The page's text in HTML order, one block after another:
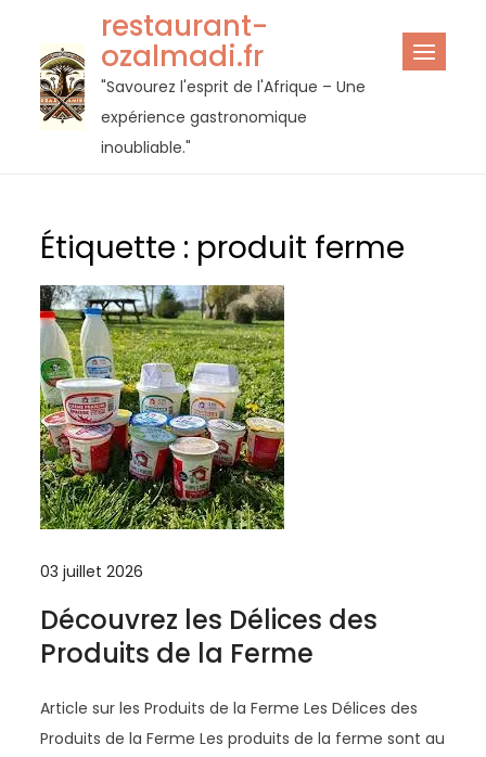
contenu
restaurant-
ozalmadi.fr
"Savourez l'esprit de l'Afrique – Une
expérience gastronomique
inoubliable."
Étiquette : produit ferme
03 juillet 2026
Découvrez les Délices des
Produits de la Ferme
Article sur les Produits de la Ferme Les Délices des
Produits de la Ferme Les produits de la ferme sont au